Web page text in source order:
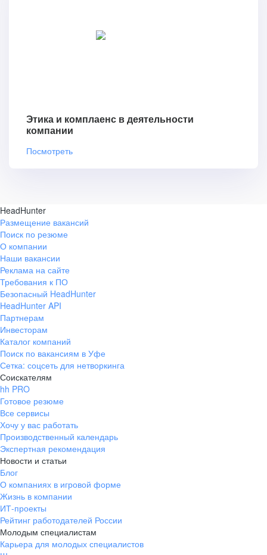
Этика и комплаенс в деятельности
компании
Посмотреть
HeadHunter
Размещение вакансий
Поиск по резюме
О компании
Наши вакансии
Реклама на сайте
Требования к ПО
Безопасный HeadHunter
HeadHunter API
Партнерам
Инвесторам
Каталог компаний
Поиск по вакансиям в Уфе
Сетка: соцсеть для нетворкинга
Соискателям
hh PRO
Готовое резюме
Все сервисы
Хочу у вас работать
Производственный календарь
Экспертная рекомендация
Новости и статьи
Блог
О компаниях в игровой форме
Жизнь в компании
ИТ-проекты
Рейтинг работодателей России
Молодым специалистам
Карьера для молодых специалистов